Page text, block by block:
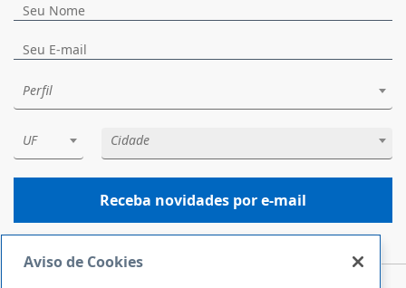
Perfil
UF Cidade
Receba novidades por e-mail
Aviso de Cookies